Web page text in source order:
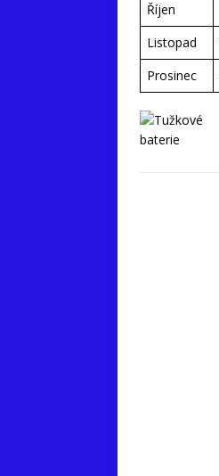
Říjen
Listopad
Prosinec